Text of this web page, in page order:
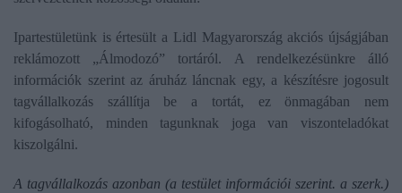
Ipartestületünk is értesült a Lidl Magyarország akciós újságjában
reklámozott „Álmodozó” tortáról. A rendelkezésünkre álló
információk szerint az áruház láncnak egy, a készítésre jogosult
tagvállalkozás szállítja be a tortát, ez önmagában nem
kifogásolható, minden tagunknak joga van viszonteladókat
kiszolgálni.
A tagvállalkozás azonban (a testület információi szerint. a szerk.)